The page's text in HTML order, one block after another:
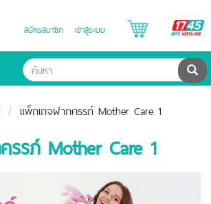
สมัครสมาชิก เข้าสู่ระบบ
ค้น
แพ็กเกจฝากครรภ์ Mother Care 1
รรภ์ Mother Care 1